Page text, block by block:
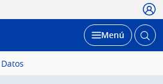
Desplegar
Menú Abrir